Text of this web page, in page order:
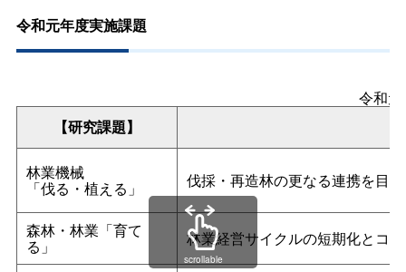
令和元年度実施課題
令和
【研究課題】
林業機械
「伐る・植える」 伐採・再造林の更なる連携を目
森林・林業「育て
る」 林業経営サイクルの短期化とコ
scrollable